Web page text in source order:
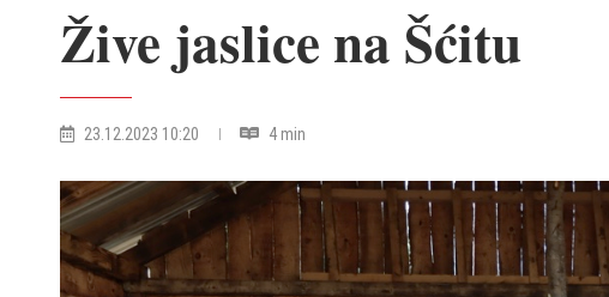
Žive jaslice na Šćitu
23.12.2023 10:20 4 min